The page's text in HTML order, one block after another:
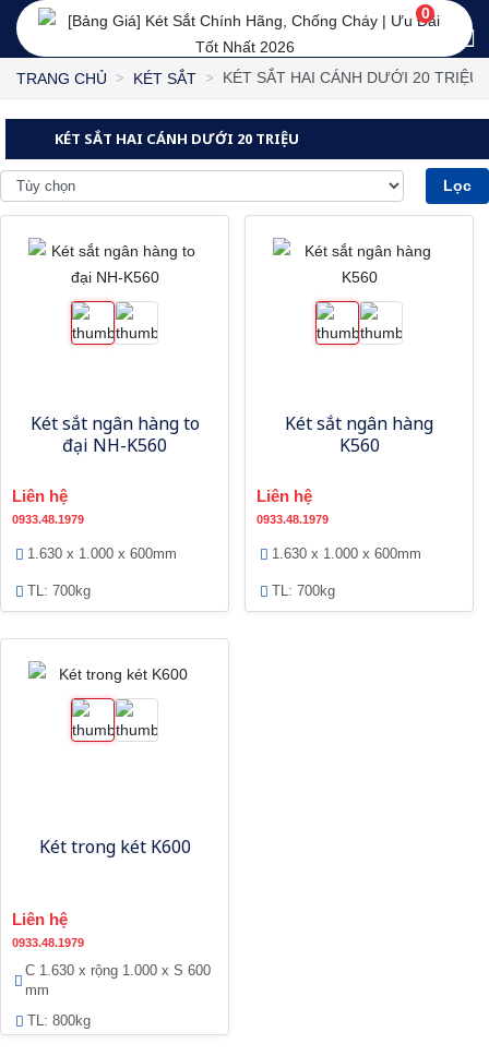
0
TRANG CHỦ KÉT SẮT KÉT SẮT HAI CÁNH DƯỚI 20 TRIỆU
KÉT SẮT HAI CÁNH DƯỚI 20 TRIỆU
Lọc
Két sắt ngân hàng to
đại NH-K560
Liên hệ
0933.48.1979
1.630 x 1.000 x 600mm
TL: 700kg
Két sắt ngân hàng
K560
Liên hệ
0933.48.1979
1.630 x 1.000 x 600mm
TL: 700kg
Két trong két K600
Liên hệ
0933.48.1979
C 1.630 x rộng 1.000 x S 600
mm
TL: 800kg